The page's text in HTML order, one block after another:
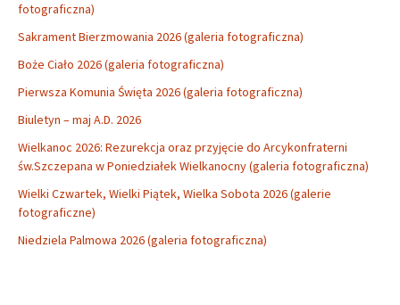
fotograficzna)
Sakrament Bierzmowania 2026 (galeria fotograficzna)
Boże Ciało 2026 (galeria fotograficzna)
Pierwsza Komunia Święta 2026 (galeria fotograficzna)
Biuletyn – maj A.D. 2026
Wielkanoc 2026: Rezurekcja oraz przyjęcie do Arcykonfraterni
św.Szczepana w Poniedziałek Wielkanocny (galeria fotograficzna)
Wielki Czwartek, Wielki Piątek, Wielka Sobota 2026 (galerie
fotograficzne)
Niedziela Palmowa 2026 (galeria fotograficzna)